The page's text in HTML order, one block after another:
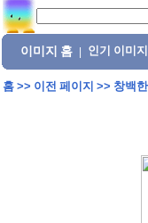
이미지 홈 인기 이미지
홈>> 이전 페이지 >> 창백